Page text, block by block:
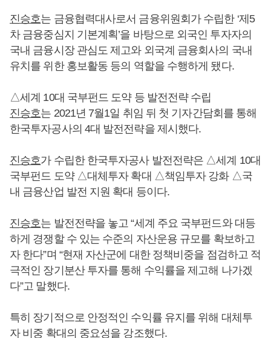
진승호는 금융협력대사로서 금융위원회가 수립한 ‘제5
차 금융중심지 기본계획’을 바탕으로 외국인 투자자의
국내 금융시장 관심도 제고와 외국계 금융회사의 국내
유치를 위한 홍보활동 등의 역할을 수행하게 됐다.
△세계 10대 국부펀드 도약 등 발전전략 수립
진승호는 2021년 7월1일 취임 뒤 첫 기자간담회를 통해
한국투자공사의 4대 발전전략을 제시했다.
진승호가 수립한 한국투자공사 발전전략은 △세계 10대
국부펀드 도약 △대체투자 확대 △책임투자 강화 △국
내 금융산업 발전 지원 확대 등이다.
진승호는 발전전략을 놓고 “세계 주요 국부펀드와 대등
하게 경쟁할 수 있는 수준의 자산운용 규모를 확보하고
자 한다”며 “현재 자산군에 대한 정책비중을 점검하고 적
극적인 장기분산 투자를 통해 수익률을 제고해 나가겠
다”고 말했다.
특히 장기적으로 안정적인 수익률 유지를 위해 대체투
자 비중 확대의 중요성을 강조했다.